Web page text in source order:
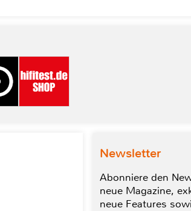
Newsletter
Abonniere den
neue Magazine,
neue Features